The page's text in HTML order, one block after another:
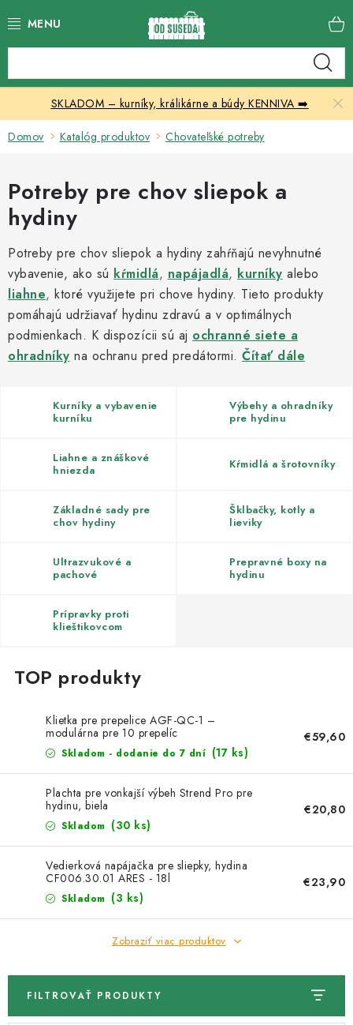
na
Skleníky
Chovateľské potreby
Prístrešky
Vonkajšia dlažba
Kontakty
Kachle
SKLADOM – kurníky, králikárne a búdy KENNIVA ➡️
Domov Katalóg produktov Chovateľské potreby
Potreby pre chov sliepok a
hydiny
Potreby pre chov sliepok a hydiny zahŕňajú nevyhnutné
vybavenie, ako sú kŕmidlá, napájadlá, kurníky alebo
liahne, ktoré využijete pri chove hydiny. Tieto produkty
pomáhajú udržiavať hydinu zdravú a v optimálnych
podmienkach. K dispozícii sú aj ochranné siete a
ohradníky na ochranu pred predátormi. Čítať dále
Kurníky a vybavenie
kurníku
Výbehy a ohradníky
pre hydinu
Liahne a znáškové
hniezda
Kŕmidlá a šrotovníky
Základné sady pre
chov hydiny
Šklbačky, kotly a
lieviky
Ultrazvukové a
pachové
Prepravné boxy na
hydinu
Prípravky proti
klieštikovcom
Klietka pre prepelice AGF-QC-1 –
modulárna pre 10 prepelíc
Skladom - dodanie do 7 dní (17 ks)
€59,60
Plachta pre vonkajší výbeh Strend Pro pre
hydinu, biela
Skladom (30 ks)
€20,80
Vedierková napájačka pre sliepky, hydina
CF006.30.01 ARES - 18l
Skladom (3 ks)
€23,90
Zobraziť viac produktov
FILTROVAŤ PRODUKTY